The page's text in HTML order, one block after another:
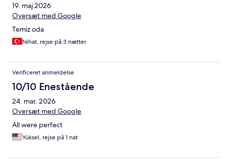
19. maj 2026
Oversæt med Google
Temiz oda
Nihat, rejse på 3 nætter
Verificeret anmeldelse
10/10 Enestående
24. mar. 2026
Oversæt med Google
All were perfect
Yüksel, rejse på 1 nat